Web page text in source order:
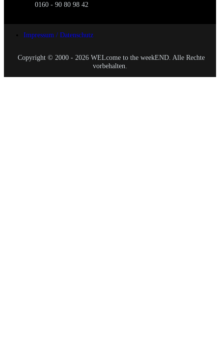
0160 - 90 80 98 42
Impressum / Datenschutz
Copyright © 2000 - 2026 WELcome to the weekEND. Alle Rechte
vorbehalten.